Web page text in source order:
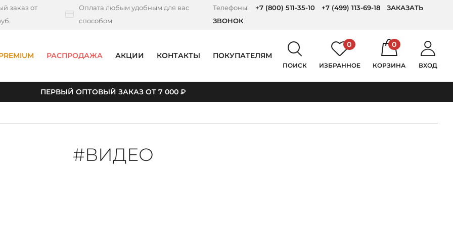
заказ от
Оплата любым удобным для вас
способом
Телефоны: +7 (800) 511-35-10 +7 (499) 113-69-18
ЗАКАЗАТЬ
ЗВОНОК
РАСПРОДАЖА АКЦИИ КОНТАКТЫ ПОКУПАТЕЛЯМ
ПОИСК
0
ИЗБРАННОЕ
0
КОРЗИНА ВХОД
ПЕРВЫЙ ОПТОВЫЙ ЗАКАЗ ОТ 7 000 ₽
#ВИДЕО